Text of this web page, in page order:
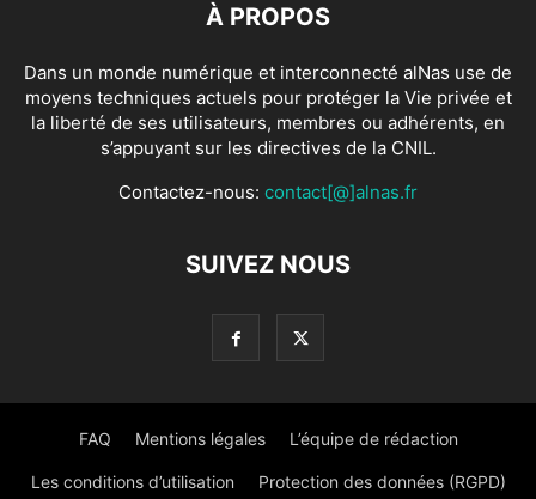
À PROPOS
Dans un monde numérique et interconnecté alNas use de
moyens techniques actuels pour protéger la Vie privée et
la liberté de ses utilisateurs, membres ou adhérents, en
s’appuyant sur les directives de la CNIL.
Contactez-nous: contact[@]alnas.fr
SUIVEZ NOUS
FAQ Mentions légales L’équipe de rédaction
Les conditions d’utilisation Protection des données (RGPD)